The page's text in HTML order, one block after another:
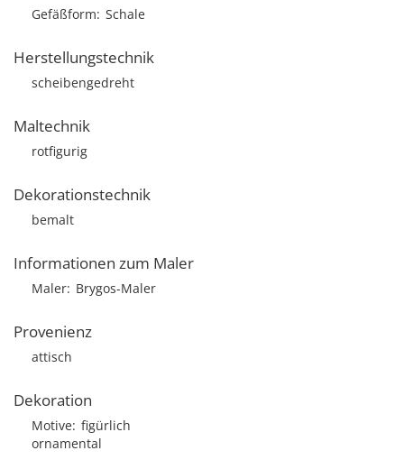
Gefäßform Schale
Herstellungstechnik
scheibengedreht
Maltechnik
rotfigurig
Dekorationstechnik
bemalt
Informationen zum Maler
Maler Brygos-Maler
Provenienz
attisch
Dekoration
Motive figürlich
ornamental